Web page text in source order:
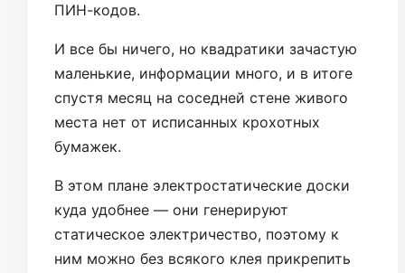
ПИН-кодов.
И все бы ничего, но квадратики зачастую
маленькие, информации много, и в итоге
спустя месяц на соседней стене живого
места нет от исписанных крохотных
бумажек.
В этом плане электростатические доски
куда удобнее — они генерируют
статическое электричество, поэтому к
ним можно без всякого клея прикрепить